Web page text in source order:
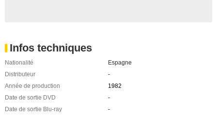
Infos techniques
Nationalité
Espagne
Distributeur
-
Année de production
1982
Date de sortie DVD
-
Date de sortie Blu-ray
-